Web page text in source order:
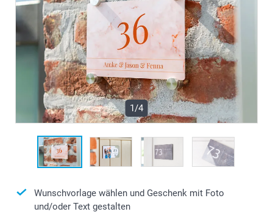
1/4
Wunschvorlage wählen und Geschenk mit Foto
und/oder Text gestalten